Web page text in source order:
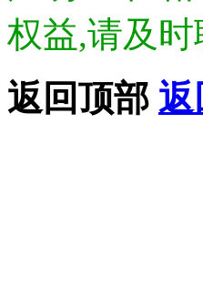
权益,请及
返回顶部 返